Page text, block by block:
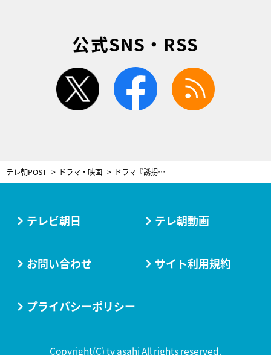
公式SNS・RSS
twitter facebook
テレ朝POST ドラマ・映画 ドラマ『誘拐の日』第2話で重大嘘バレ！“主人公”斎藤工、開幕1分半でまさかの告白
テレビ朝日 テレ朝動画
お問い合わせ サイト利用規約
プライバシーポリシー
Copyright(C) tv asahi All rights reserved.